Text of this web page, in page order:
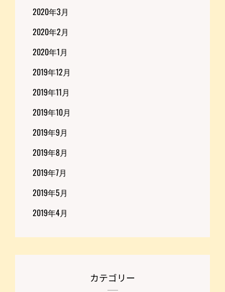
2020年3月
2020年2月
2020年1月
2019年12月
2019年11月
2019年10月
2019年9月
2019年8月
2019年7月
2019年5月
2019年4月
カテゴリー